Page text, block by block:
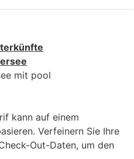
mit pool
kann auf einem
Verfeinern Sie Ihre
Out-Daten, um den